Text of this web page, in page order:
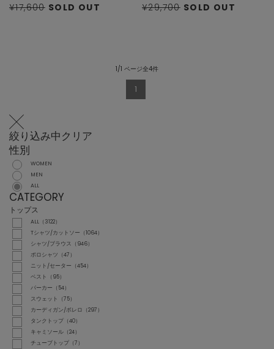
¥17,600 SOLD OUT ¥29,700 SOLD OUT
1/1 ページ全4件
1
絞り込み中クリア
性別
WOMEN
MEN
ALL
CATEGORY
トップス
ALL（3122）
Tシャツ/カットソー（1064）
シャツ/ブラウス（946）
ポロシャツ（47）
ニット/セーター（454）
ベスト（95）
パーカー（54）
スウェット（75）
カーディガン/ボレロ（297）
タンクトップ（40）
キャミソール（24）
チューブトップ（7）